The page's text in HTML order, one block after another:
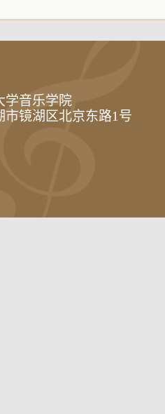
学音乐学院
市镜湖区北京东路1号